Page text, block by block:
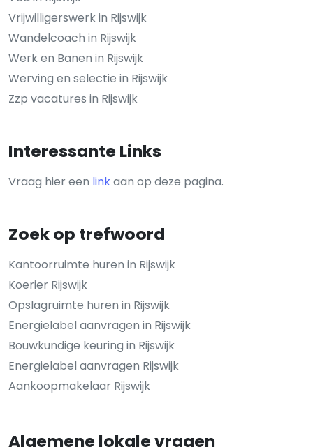
Vrijwilligerswerk in Rijswijk
Wandelcoach in Rijswijk
Werk en Banen in Rijswijk
Werving en selectie in Rijswijk
Zzp vacatures in Rijswijk
Interessante Links
Vraag hier een linkaan op deze pagina.
Zoek op trefwoord
Kantoorruimte huren in Rijswijk
Koerier Rijswijk
Opslagruimte huren in Rijswijk
Energielabel aanvragen in Rijswijk
Bouwkundige keuring in Rijswijk
Energielabel aanvragen Rijswijk
Aankoopmakelaar Rijswijk
Algemene lokale vragen